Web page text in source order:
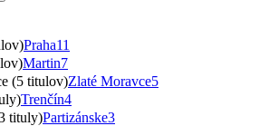
Praha11
Martin7
(5 titulov)Zlaté Moravce5
Trenčín4
tituly)Partizánske3